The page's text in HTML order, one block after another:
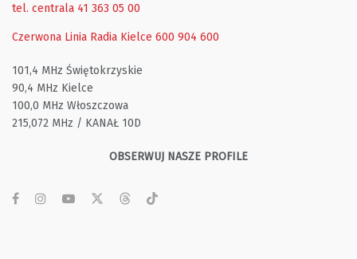
tel. centrala 41 363 05 00
Czerwona Linia Radia Kielce 600 904 600
101,4 MHz Świętokrzyskie
90,4 MHz Kielce
100,0 MHz Włoszczowa
215,072 MHz / KANAŁ 10D
OBSERWUJ NASZE PROFILE